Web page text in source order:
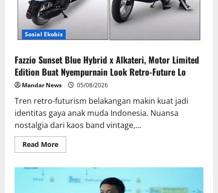
Sosial Ekobis
Fazzio Sunset Blue Hybrid x Alkateri, Motor Limited
Edition Buat Nyempurnain Look Retro-Future Lo
Mandar News 05/08/2026
Tren retro-futurism belakangan makin kuat jadi
identitas gaya anak muda Indonesia. Nuansa
nostalgia dari kaos band vintage,...
Read MoreRead
more
Blue
Hybrid